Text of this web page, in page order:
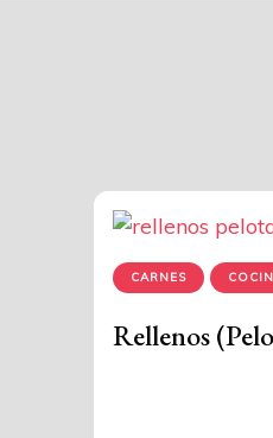
CARNES
Rellenos